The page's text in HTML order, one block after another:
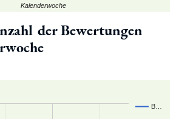
Kalenderwoche
der Bewertungen
B…